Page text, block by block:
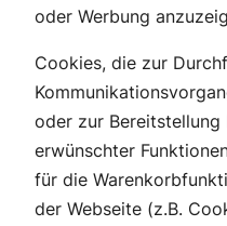
oder Werbung
Cookies, die zur
oder zur Bereitstellung
erwünschter
für die
der Webseite (z.B.